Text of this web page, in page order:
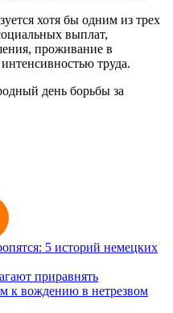
хотя бы одним из трех
выплат,
проживание в
труда.
день борьбы за
5 историй немецких
приравнять
к вождению в нетрезвом